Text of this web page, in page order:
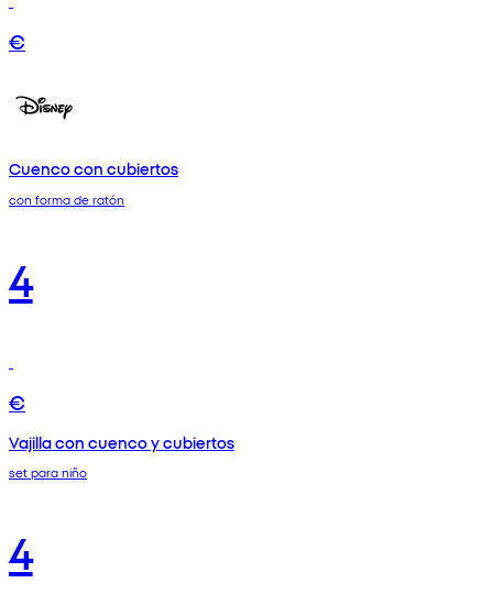
€
Cuenco con cubiertos
con forma de ratón
4
€
Vajilla con cuenco y cubiertos
set para niño
4